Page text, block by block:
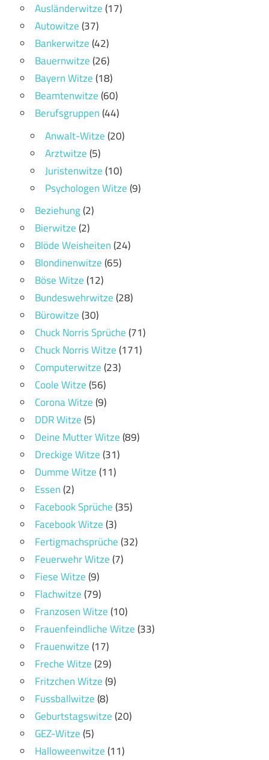
Ausländerwitze(17)
Autowitze(37)
Bankerwitze(42)
Bauernwitze(26)
Bayern Witze(18)
Beamtenwitze(60)
Berufsgruppen(44)
Anwalt-Witze(20)
Arztwitze(5)
Juristenwitze(10)
Psychologen Witze(9)
Beziehung(2)
Bierwitze(2)
Blöde Weisheiten(24)
Blondinenwitze(65)
Böse Witze(12)
Bundeswehrwitze(28)
Bürowitze(30)
Chuck Norris Sprüche(71)
Chuck Norris Witze(171)
Computerwitze(23)
Coole Witze(56)
Corona Witze(9)
DDR Witze(5)
Deine Mutter Witze(89)
Dreckige Witze(31)
Dumme Witze(11)
Essen(2)
Facebook Sprüche(35)
Facebook Witze(3)
Fertigmachsprüche(32)
Feuerwehr Witze(7)
Fiese Witze(9)
Flachwitze(79)
Franzosen Witze(10)
Frauenfeindliche Witze(33)
Frauenwitze(17)
Freche Witze(29)
Fritzchen Witze(9)
Fussballwitze(8)
Geburtstagswitze(20)
GEZ-Witze(5)
Halloweenwitze(11)